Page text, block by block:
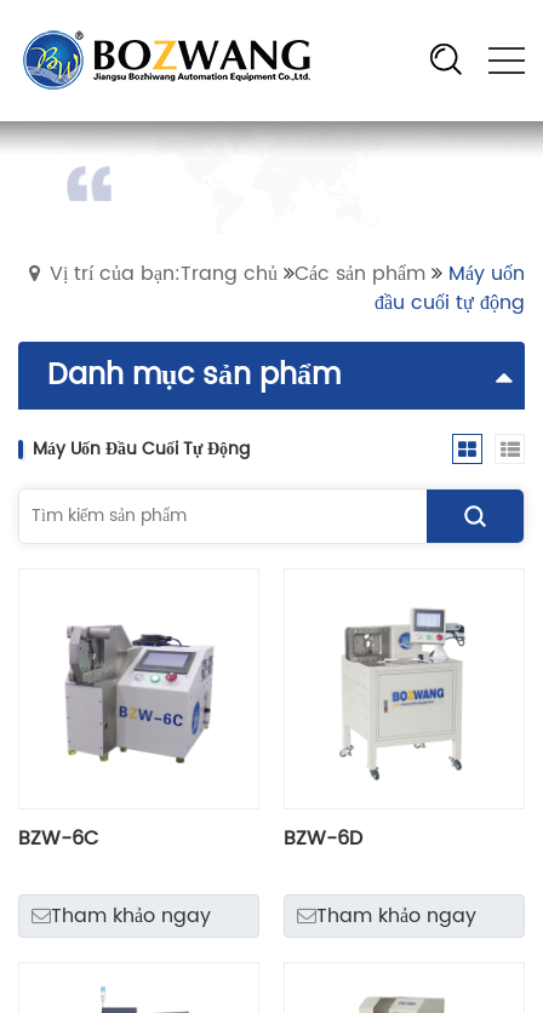
Vị trí của bạn:Trang chủ Các sản phẩm
Máy uốn
đầu cuối tự động
Danh mục sản phẩm
Máy Uốn Đầu Cuối Tự Động
BZW-6C
Tham khảo ngay
BZW-6D
Tham khảo ngay